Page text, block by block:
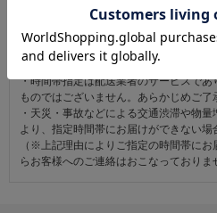
・商品到着後31日以上経過した商品
・ご使用になられた商品
・お客様の元で、傷または破損が生じた
・1点あたり20万円以上の商品でお客様
・時間帯指定は配送業者のサービスで
ものではございません。あらかじめご了
・天災・事故などによる交通渋滞や物
より、指定時間帯にお届けができない場
（※上記理由によりご指定の時間帯に
らお客様へのご連絡はおこなっておりま